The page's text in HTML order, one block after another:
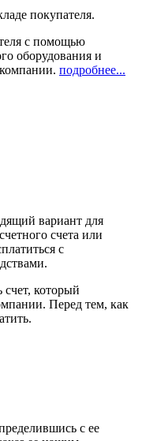
покупателя.
с помощью
оборудования и
подробнее...
вариант для
счета или
с
который
Перед тем, как
с ее